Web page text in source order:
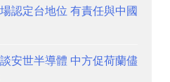
認定台地位 有責任與中國
安世半導體 中方促荷蘭儘